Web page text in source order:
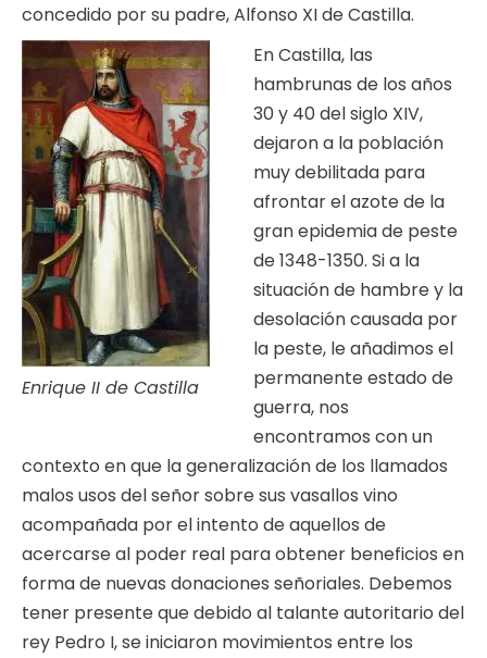
concedido por su padre, Alfonso XI de Castilla.
Enrique II de Castilla
En Castilla, las
hambrunas de los años
30 y 40 del siglo XIV,
dejaron a la población
muy debilitada para
afrontar el azote de la
gran epidemia de peste
de 1348-1350. Si a la
situación de hambre y la
desolación causada por
la peste, le añadimos el
permanente estado de
guerra, nos
encontramos con un
contexto en que la generalización de los llamados
malos usos del señor sobre sus vasallos vino
acompañada por el intento de aquellos de
acercarse al poder real para obtener beneficios en
forma de nuevas donaciones señoriales. Debemos
tener presente que debido al talante autoritario del
rey Pedro I, se iniciaron movimientos entre los